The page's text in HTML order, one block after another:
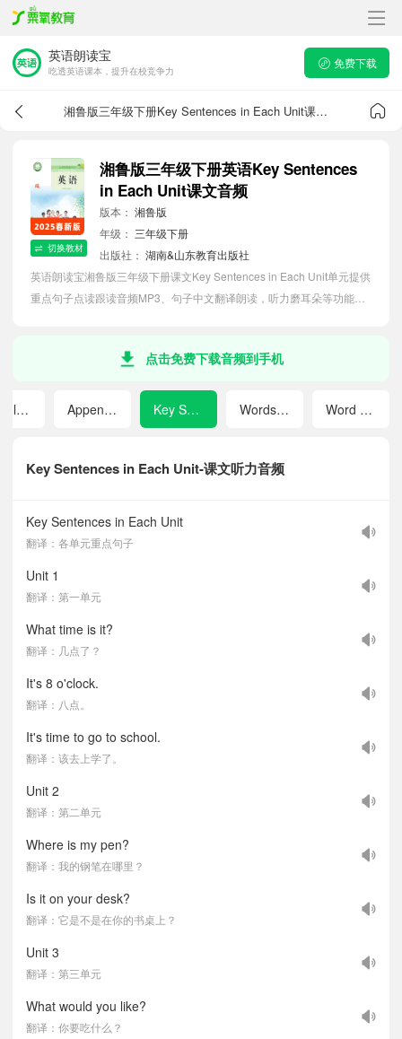
英语朗读宝
吃透英语课本，提升在校竞争力
免费下载
湘鲁版三年级下册Key Sentences in Each Unit课文音频
切换教材
湘鲁版三年级下册英语Key Sentences
in Each Unit课文音频
版本： 湘鲁版
年级： 三年级下册
出版社： 湖南&山东教育出版社
英语朗读宝湘鲁版三年级下册课文Key Sentences in Each Unit单元提供
重点句子点读跟读音频MP3、句子中文翻译朗读，听力磨耳朵等功能，
点击免费下载音频到手机
Key Sentences in Each Unit-课文听力音频
Key Sentences in Each Unit
翻译：各单元重点句子
Unit 1
翻译：第一单元
What time is it?
翻译：几点了？
It's 8 o'clock.
翻译：八点。
It's time to go to school.
翻译：该去上学了。
Unit 2
翻译：第二单元
Where is my pen?
翻译：我的钢笔在哪里？
Is it on your desk?
翻译：它是不是在你的书桌上？
Unit 3
翻译：第三单元
What would you like?
翻译：你要吃什么？
Module 3 My Favourite Season Appendices Key Sentences in Each Unit Words and Expressions in Each Unit Word List